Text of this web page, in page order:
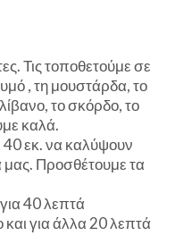
Τις τοποθετούμε σε
, τη μουστάρδα, το
το σκόρδο, το
καλά.
40 εκ. να καλύψουν
μας. Προσθέτουμε τα
40 λεπτά
για άλλα 20 λεπτά